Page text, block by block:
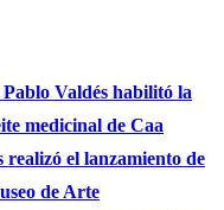
Valdés habilitó la
medicinal de Caa
el lanzamiento de
de Arte